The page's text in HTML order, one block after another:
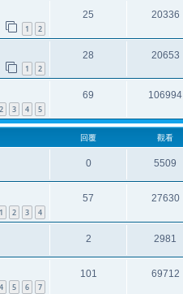
1 2
25 20336
1 2
28 20653
2 3 4 5
69 106994
回覆 觀看
0 5509
1 2 3 4
57 27630
2 2981
4 5 6 7
101 69712